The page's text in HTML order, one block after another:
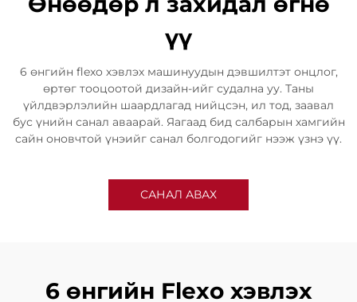
үү
6 өнгийн flexo хэвлэх машинуудын дэвшилтэт онцлог,
өртөг тооцоотой дизайн-ийг судална уу. Таны
үйлдвэрлэлийн шаардлагад нийцсэн, ил тод, заавал
бус үнийн санал аваарай. Яагаад бид салбарын хамгийн
сайн оновчтой үнэийг санал болгодогийг нээж үзнэ үү.
САНАЛ АВАХ
6 өнгийн Flexo хэвлэх